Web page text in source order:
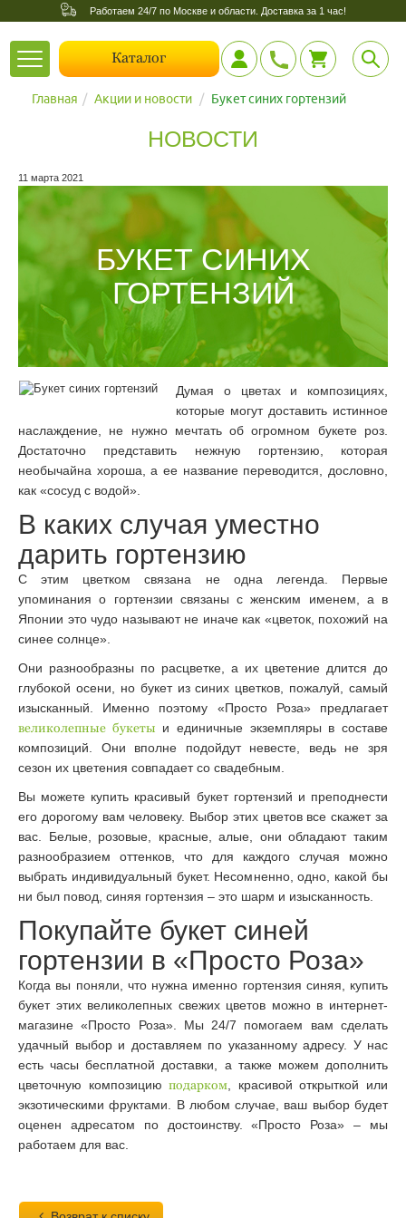
Работаем 24/7 по Москве и области. Доставка за 1 час!
Toggle
navigation
Каталог
Главная Акции и новости Букет синих гортензий
НОВОСТИ
11 марта 2021
БУКЕТ СИНИХ
ГОРТЕНЗИЙ
Думая о цветах и композициях,
которые могут доставить истинное
наслаждение, не нужно мечтать об огромном букете роз.
Достаточно представить нежную гортензию, которая
необычайна хороша, а ее название переводится, дословно,
как «сосуд с водой».
В каких случая уместно
дарить гортензию
С этим цветком связана не одна легенда. Первые
упоминания о гортензии связаны с женским именем, а в
Японии это чудо называют не иначе как «цветок, похожий на
синее солнце».
Они разнообразны по расцветке, а их цветение длится до
глубокой осени, но букет из синих цветков, пожалуй, самый
изысканный. Именно поэтому «Просто Роза» предлагает
великолепные букеты и единичные экземпляры в составе
композиций. Они вполне подойдут невесте, ведь не зря
сезон их цветения совпадает со свадебным.
Вы можете купить красивый букет гортензий и преподнести
его дорогому вам человеку. Выбор этих цветов все скажет за
вас. Белые, розовые, красные, алые, они обладают таким
разнообразием оттенков, что для каждого случая можно
выбрать индивидуальный букет. Несомненно, одно, какой бы
ни был повод, синяя гортензия – это шарм и изысканность.
Покупайте букет синей
гортензии в «Просто Роза»
Когда вы поняли, что нужна именно гортензия синяя, купить
букет этих великолепных свежих цветов можно в интернет-
магазине «Просто Роза». Мы 24/7 помогаем вам сделать
удачный выбор и доставляем по указанному адресу. У нас
есть часы бесплатной доставки, а также можем дополнить
цветочную композициюподарком , красивой открыткой или
экзотическими фруктами. В любом случае, ваш выбор будет
оценен адресатом по достоинству. «Просто Роза» – мы
работаем для вас.